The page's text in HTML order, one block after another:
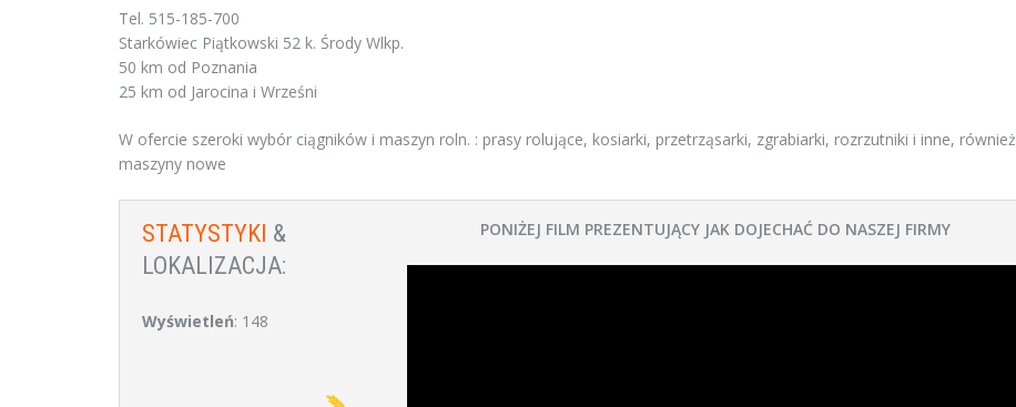
Tel. 515-185-700
Starkówiec Piątkowski 52 k. Środy Wlkp.
50 km od Poznania
25 km od Jarocina i Wrześni
W ofercie szeroki wybór ciągników i maszyn roln. : prasy rolujące, kosiarki, przetrząsarki, zgrabiarki, rozrzutniki i inne, również
maszyny nowe
STATYSTYKI &
LOKALIZACJA:
Wyświetleń: 148
PONIŻEJ FILM PREZENTUJĄCY JAK DOJECHAĆ DO NASZEJ FIRMY